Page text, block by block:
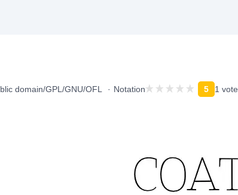
domain/GPL/GNU/OFL Notation 5 1 vote